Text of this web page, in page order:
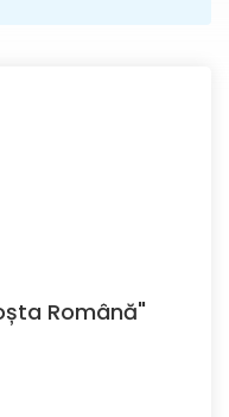
Română"